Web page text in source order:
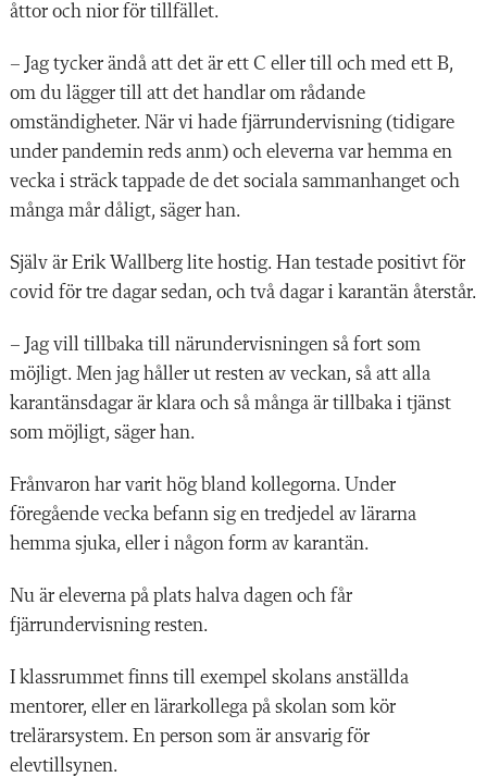
åttor och nior för tillfället.
– Jag tycker ändå att det är ett C eller till och med ett B,
om du lägger till att det handlar om rådande
omständigheter. När vi hade fjärrundervisning (tidigare
under pandemin reds anm) och eleverna var hemma en
vecka i sträck tappade de det sociala sammanhanget och
många mår dåligt, säger han.
Själv är Erik Wallberg lite hostig. Han testade positivt för
covid för tre dagar sedan, och två dagar i karantän återstår.
– Jag vill tillbaka till närundervisningen så fort som
möjligt. Men jag håller ut resten av veckan, så att alla
karantänsdagar är klara och så många är tillbaka i tjänst
som möjligt, säger han.
Frånvaron har varit hög bland kollegorna. Under
föregående vecka befann sig en tredjedel av lärarna
hemma sjuka, eller i någon form av karantän.
Nu är eleverna på plats halva dagen och får
fjärrundervisning resten.
I klassrummet finns till exempel skolans anställda
mentorer, eller en lärarkollega på skolan som kör
trelärarsystem. En person som är ansvarig för
elevtillsynen.